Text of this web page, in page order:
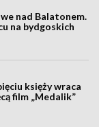
nad Balatonem.
na bydgoskich
księży wraca
film „Medalik”